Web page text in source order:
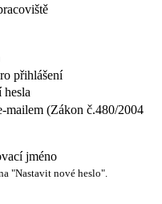
přihlášení
hesla
mailem (Zákon č.480/2004
jméno
"Nastavit nové heslo".